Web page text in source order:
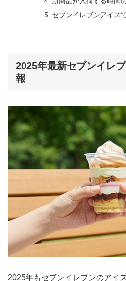
セブンイレブンアイス
2025年最新セブンイレ
報
2025年もセブンイレブンのアイ